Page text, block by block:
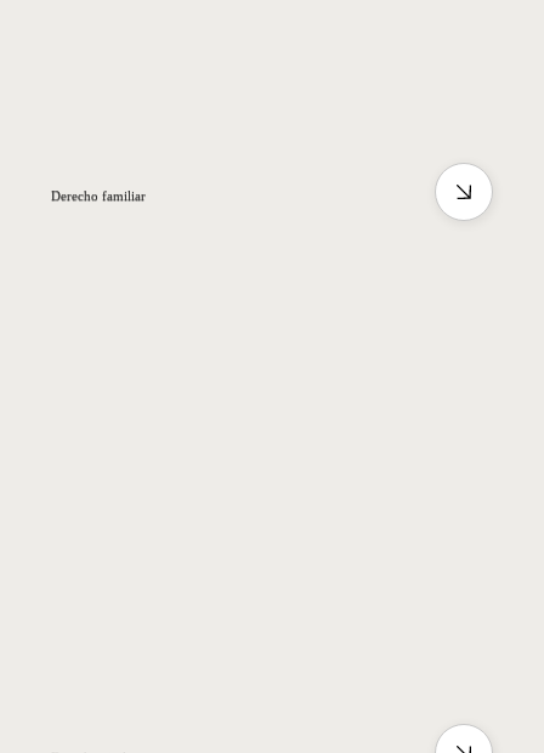
Derecho familiar